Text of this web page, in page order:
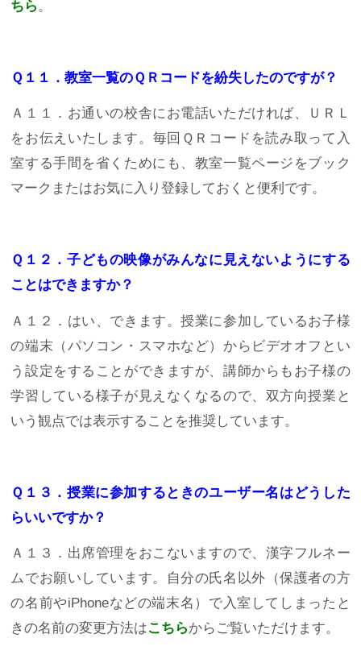
ちら。
Ｑ１１．教室一覧のＱＲコードを紛失したのですが？
Ａ１１．お通いの校舎にお電話いただければ、ＵＲＬ
をお伝えいたします。毎回ＱＲコードを読み取って入
室する手間を省くためにも、教室一覧ページをブック
マークまたはお気に入り登録しておくと便利です。
Ｑ１２．子どもの映像がみんなに見えないようにする
ことはできますか？
Ａ１２．はい、できます。授業に参加しているお子様
の端末（パソコン・スマホなど）からビデオオフとい
う設定をすることができますが、講師からもお子様の
学習している様子が見えなくなるので、双方向授業と
いう観点では表示することを推奨しています。
Ｑ１３．授業に参加するときのユーザー名はどうした
らいいですか？
Ａ１３．出席管理をおこないますので、漢字フルネー
ムでお願いしています。自分の氏名以外（保護者の方
の名前やiPhoneなどの端末名）で入室してしまったと
きの名前の変更方法はこちらからご覧いただけます。